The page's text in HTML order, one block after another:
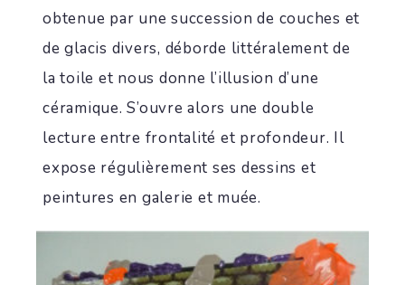
obtenue par une succession de couches et
de glacis divers, déborde littéralement de
la toile et nous donne l’illusion d’une
céramique. S’ouvre alors une double
lecture entre frontalité et profondeur. Il
expose régulièrement ses dessins et
peintures en galerie et muée.